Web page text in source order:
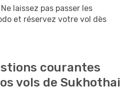
laissez pas passer les
et réservez votre vol dès
courantes
vols de Sukhothai